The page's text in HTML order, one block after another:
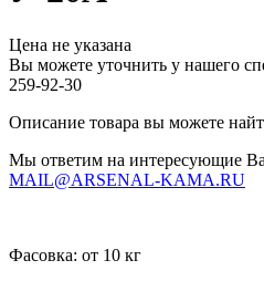
Цена не указана
Вы можете уточнить у нашего
259-92-30
Описание товара вы можете
Мы ответим на интересующие
MAIL@ARSENAL-KAMA.RU
Фасовка: от 10 кг